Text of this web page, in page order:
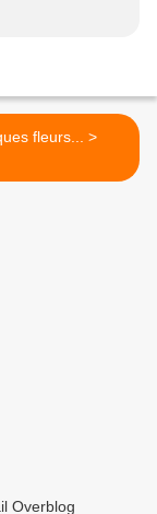
Quelques fleurs... >
Overblog